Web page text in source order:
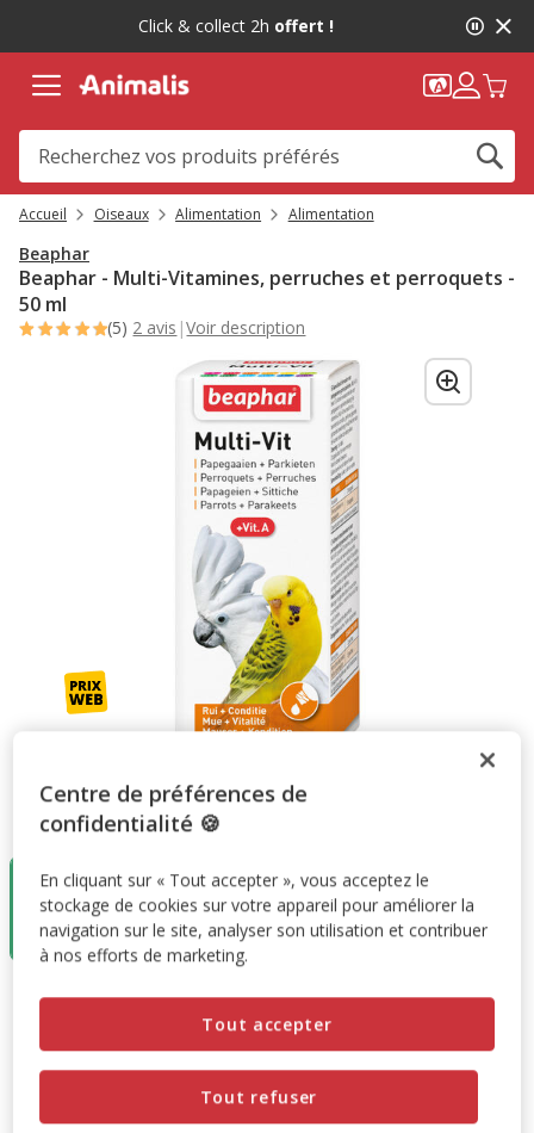
message,
Click & collect 2h offert !
Accueil Oiseaux Alimentation Alimentation
Beaphar
Beaphar - Multi-Vitamines, perruches et perroquets -
50 ml
(5) 2 avis |Voir description
Taille:50 ml
50 ml
7.29€
(145.80€ /
litre)
Promotion disponible
-10% sur votre première commande* avec votre Carte
Prix 7.29€, 145.80 EUR par litre
7.29€ (145.80€ / litre)
Centre de préférences de
confidentialité 🍪
En cliquant sur « Tout accepter », vous acceptez le
stockage de cookies sur votre appareil pour améliorer la
navigation sur le site, analyser son utilisation et contribuer
à nos efforts de marketing.
Tout refuser
Tout accepter